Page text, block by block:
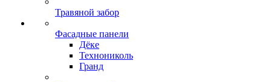
Травяной забор
Фасадные панели
Дёке
Технониколь
Гранд